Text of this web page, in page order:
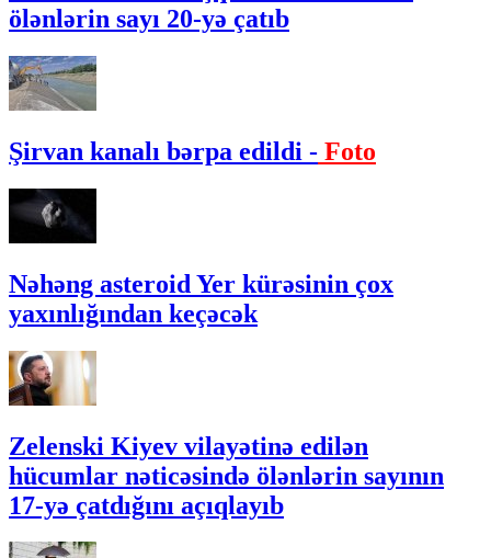
ölənlərin sayı 20-yə çatıb
Şirvan kanalı bərpa edildi - Foto
Nəhəng asteroid Yer kürəsinin çox
yaxınlığından keçəcək
Zelenski Kiyev vilayətinə edilən
hücumlar nəticəsində ölənlərin sayının
17-yə çatdığını açıqlayıb